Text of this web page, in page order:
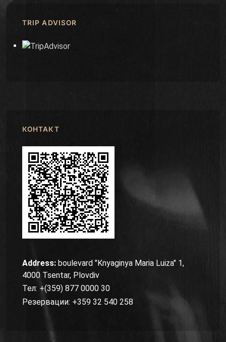
TRIP ADVISOR
КОНТАКТ
Address: boulevard "Knyaginya Maria Luiza" 1,
4000 Tsentar, Plovdiv
Тел: +(359) 877 0000 30
Резервации: +359 32 540 258